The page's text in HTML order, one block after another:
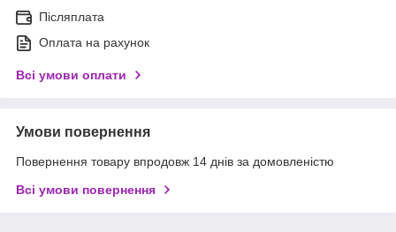
Післяплата
Оплата на рахунок
Всі умови оплати
Умови повернення
Повернення товару впродовж 14 днів за домовленістю
Всі умови повернення